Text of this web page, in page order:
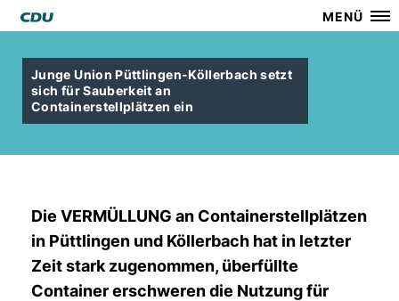
MENÜ
Junge Union Püttlingen-Köllerbach setzt
sich für Sauberkeit an
Containerstellplätzen ein
Die VERMÜLLUNG an Containerstellplätzen
in Püttlingen und Köllerbach hat in letzter
Zeit stark zugenommen, überfüllte
Container erschweren die Nutzung für